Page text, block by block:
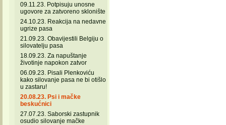
09.11.23. Potpisuju unosne
ugovore za zatvoreno sklonište
24.10.23. Reakcija na nedavne
ugrize pasa
21.09.23. Obavijestili Belgiju o
silovatelju pasa
18.09.23. Za napuštanje
životinje napokon zatvor
06.09.23. Pisali Plenkoviću
kako silovanje pasa ne bi otišlo
u zastaru!
20.08.23. Psi i mačke
beskućnici
27.07.23. Saborski zastupnik
osudio silovanje mačke